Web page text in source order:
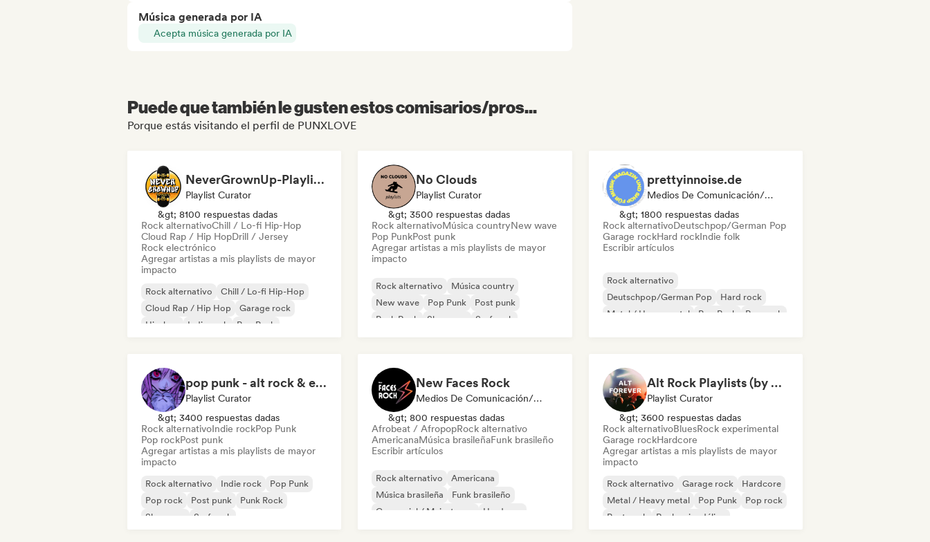
Música generada por IA
Acepta música generada por IA
Puede que también le gusten estos comisarios/pros...
Porque estás visitando el perfil de PUNXLOVE
NeverGrownUp-Playlists
Playlist Curator
&gt; 8100 respuestas dadas
Rock alternativoChill / Lo-fi Hip-Hop
Cloud Rap / Hip HopDrill / Jersey
Rock electrónico
Agregar artistas a mis playlists de mayor
impacto
Rock alternativo
Chill / Lo-fi Hip-Hop
Cloud Rap / Hip Hop
Garage rock
Hip-hop
Indie rock
Pop Punk
No Clouds
Playlist Curator
&gt; 3500 respuestas dadas
Rock alternativoMúsica countryNew wave
Pop PunkPost punk
Agregar artistas a mis playlists de mayor
impacto
Rock alternativo
Música country
New wave
Pop Punk
Post punk
Punk Rock
Shoegaze Surf rock
prettyinnoise.de
Medios De Comunicación/Periodista
&gt; 1800 respuestas dadas
Rock alternativoDeutschpop/German Pop
Garage rockHard rockIndie folk
Escribir artículos
Rock alternativo
Deutschpop/German Pop
Hard rock
Metal / Heavy metal
Pop Punk
Pop rock
pop punk - alt rock & emo
Playlist Curator
&gt; 3400 respuestas dadas
Rock alternativoIndie rockPop Punk
Pop rockPost punk
Agregar artistas a mis playlists de mayor
impacto
Rock alternativo Indie rock
Pop Punk
Pop rock
Post punk
Punk Rock
Shoegaze
Surf rock
New Faces Rock
Medios De Comunicación/Periodista
&gt; 800 respuestas dadas
Afrobeat / AfropopRock alternativo
AmericanaMúsica brasileñaFunk brasileño
Escribir artículos
Rock alternativo
Americana
Música brasileña
Funk brasileño
Comercial / Mainstream
Hardcore
Alt Rock Playlists (by Saticöy)
Playlist Curator
&gt; 3600 respuestas dadas
Rock alternativoBluesRock experimental
Garage rockHardcore
Agregar artistas a mis playlists de mayor
impacto
Rock alternativo Garage rock
Hardcore
Metal / Heavy metal
Pop Punk
Pop rock
Post punk
Rock psicodélico